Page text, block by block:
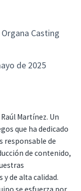
Casting
de 2025
Martínez. Un
que ha dedicado
responsable de
de contenido,
y de alta calidad.